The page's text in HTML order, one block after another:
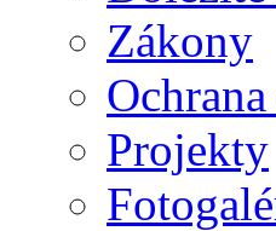
Zákony
Projekty